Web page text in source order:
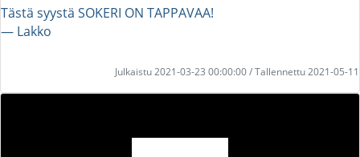
Tästä syystä SOKERI ON TAPPAVAA!
― Lakko
Julkaistu 2021-03-23 00:00:00 / Tallennettu 2021-05-11